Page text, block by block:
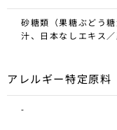
砂糖類（果糖ぶどう
汁、日本なしエキス
アレルギー特定原料
-